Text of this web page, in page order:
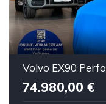
74.980,00 €